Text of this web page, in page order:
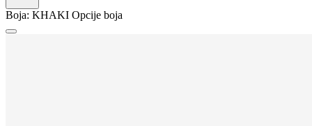
Boja: KHAKI Opcije boja